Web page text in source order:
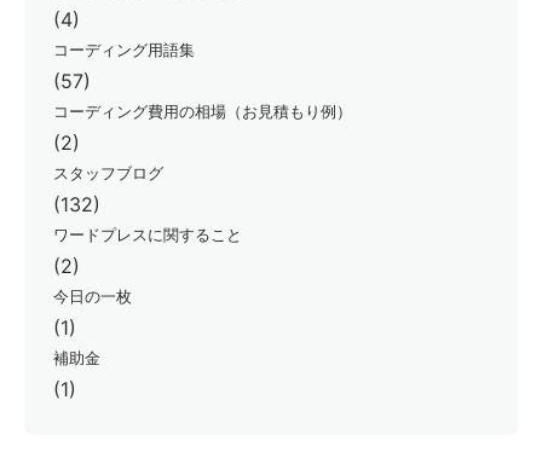
(4)
コーディング用語集
(57)
コーディング費用の相場（お見積もり例）
(2)
スタッフブログ
(132)
ワードプレスに関すること
(2)
今日の一枚
(1)
補助金
(1)